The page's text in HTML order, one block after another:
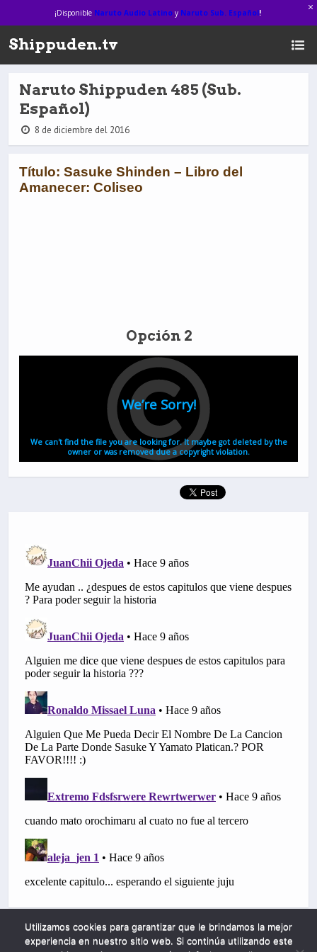
¡Disponible Naruto Audio Latinoy Naruto Sub. Español!
Shippuden.tv
Naruto Shippuden 485 (Sub.
Español)
8 de diciembre del 2016
Título: Sasuke Shinden – Libro del
Amanecer: Coliseo
Opción 2
Utilizamos cookies para garantizar que le brindamos la mejor
experiencia en nuestro sitio web. Si continúa utilizando este